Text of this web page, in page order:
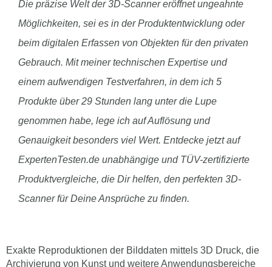
Die präzise Welt der 3D-Scanner eröffnet ungeahnte
Möglichkeiten, sei es in der Produktentwicklung oder
beim digitalen Erfassen von Objekten für den privaten
Gebrauch. Mit meiner technischen Expertise und
einem aufwendigen Testverfahren, in dem ich 5
Produkte über 29 Stunden lang unter die Lupe
genommen habe, lege ich auf Auflösung und
Genauigkeit besonders viel Wert. Entdecke jetzt auf
ExpertenTesten.de unabhängige und TÜV-zertifizierte
Produktvergleiche, die Dir helfen, den perfekten 3D-
Scanner für Deine Ansprüche zu finden.
Exakte Reproduktionen der Bilddaten mittels 3D Druck, die
Archivierung von Kunst und weitere Anwendungsbereiche